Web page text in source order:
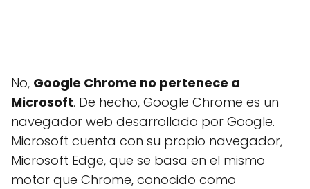
No, Google Chrome no pertenece a
Microsoft. De hecho, Google Chrome es un
navegador web desarrollado por Google.
Microsoft cuenta con su propio navegador,
Microsoft Edge, que se basa en el mismo
motor que Chrome, conocido como